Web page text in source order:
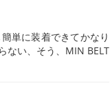
単に装着できてかなり
ない、そう、MIN BELT